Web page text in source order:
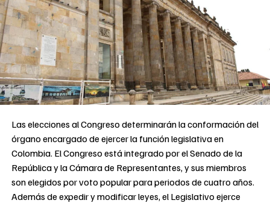
Las elecciones al Congreso determinarán la conformación del
órgano encargado de ejercer la función legislativa en
Colombia. El Congreso está integrado por el Senado de la
República y la Cámara de Representantes, y sus miembros
son elegidos por voto popular para periodos de cuatro años.
Además de expedir y modificar leyes, el Legislativo ejerce